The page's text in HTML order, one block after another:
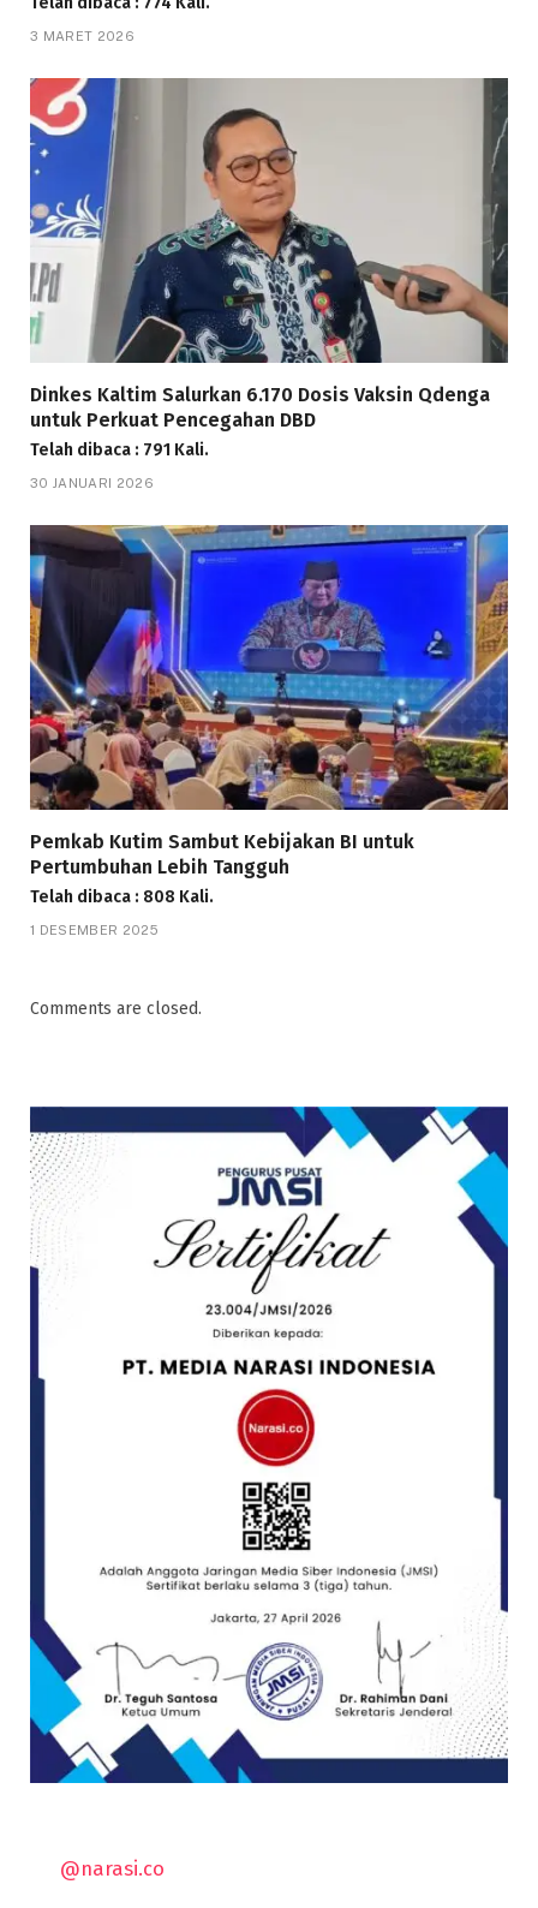
3 MARET 2026
Dinkes Kaltim Salurkan 6.170 Dosis Vaksin Qdenga
untuk Perkuat Pencegahan DBD
Telah dibaca : 791 Kali.
30 JANUARI 2026
Pemkab Kutim Sambut Kebijakan BI untuk
Pertumbuhan Lebih Tangguh
Telah dibaca : 808 Kali.
1 DESEMBER 2025
Comments are closed.
@narasi.co